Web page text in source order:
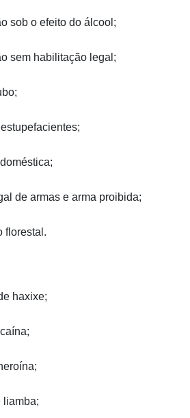
o efeito do álcool;
habilitação legal;
de armas e arma proibida;
haxixe;